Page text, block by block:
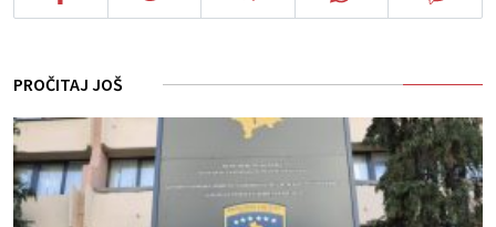
PROČITAJ JOŠ